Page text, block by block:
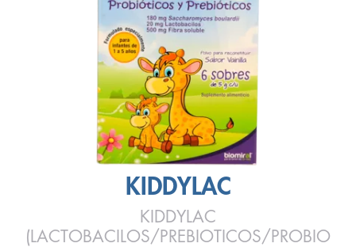
KIDDYLAC
KIDDYLAC
(LACTOBACILOS/PREBIOTICOS/PROBIO